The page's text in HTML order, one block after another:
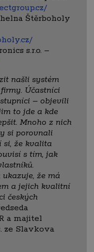
Štěrboholy
s.r.o. –
našli systém
Účastníci
– objevili
to jde a kde
Mnoho z nich
si porovnali
si, že kvalita
s tím, jak
že má
a jejich kvalitní
českých
a majitel
ze Slavkova